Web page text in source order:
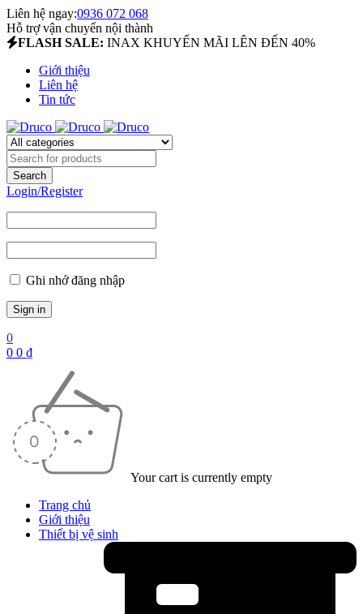
Liên hệ ngay:0936 072 068
Hỗ trợ vận chuyển nội thành
FLASH SALE: INAX KHUYẾN MÃI LÊN ĐẾN 40%
Giới thiệu
Liên hệ
Tin tức
Login/Register
Ghi nhớ đăng nhập
0
0 0 ₫
Your cart is currently empty
Trang chủ
Giới thiệu
Thiết bị vệ sinh